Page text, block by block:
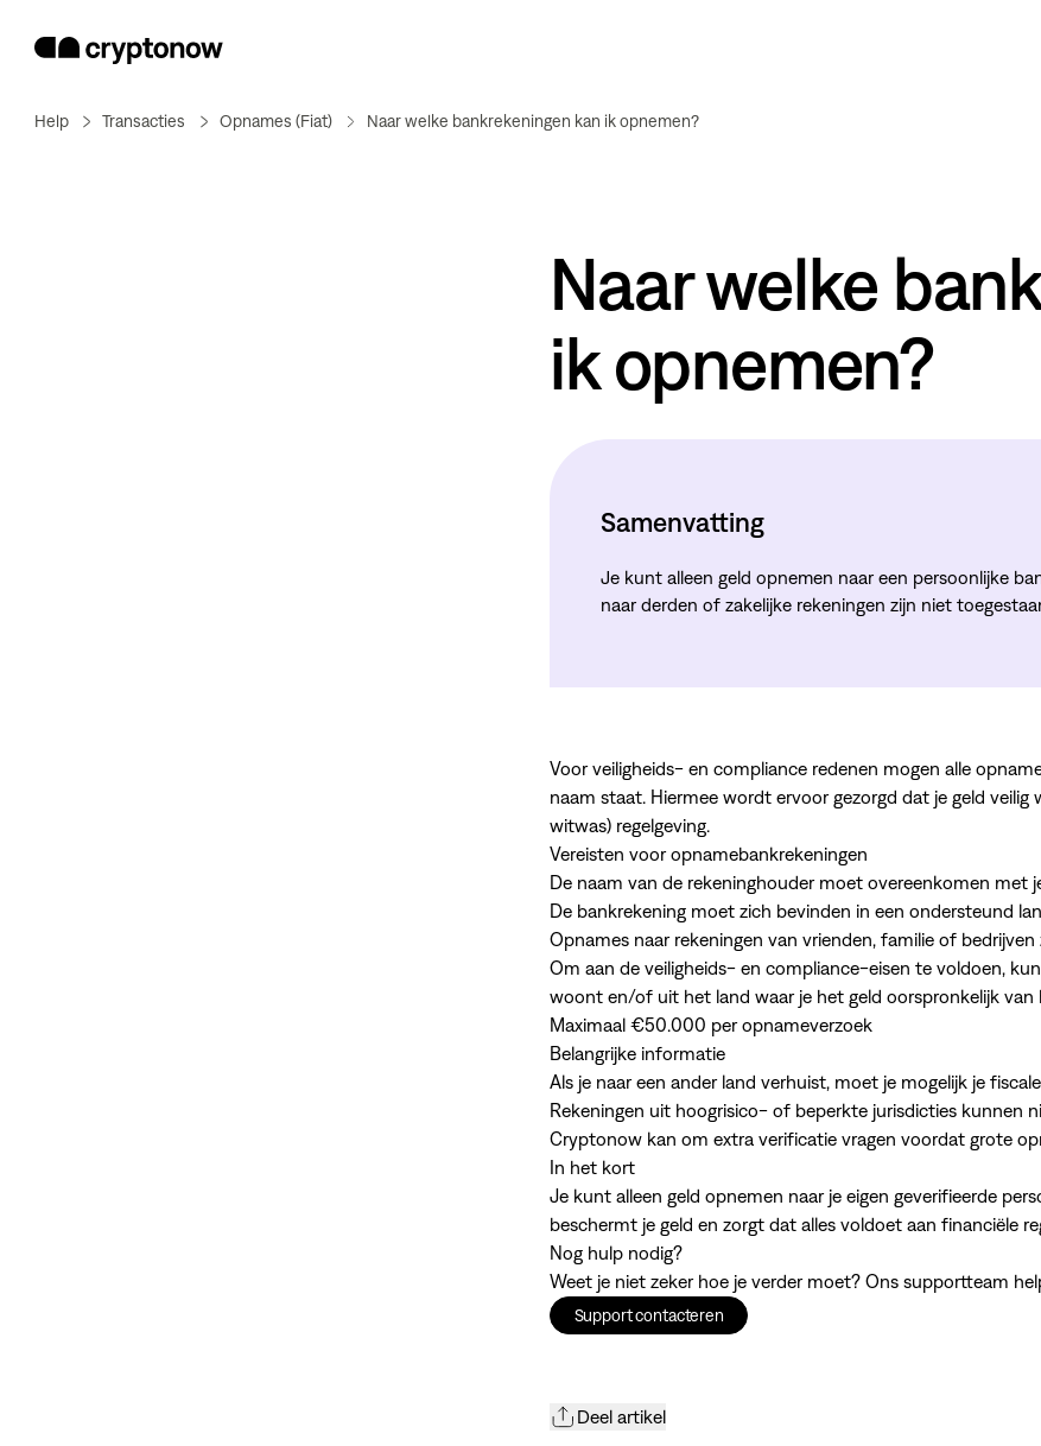
Help Transacties Opnames (Fiat) Naar welke bankrekeningen kan ik opnemen?
Naar welke
ik opnemen?
Samenvatting
Je kunt alleen geld opnemen naar een persoonlijke
naar derden of zakelijke rekeningen zijn niet
Voor veiligheids- en compliance redenen mogen alle
naam staat. Hiermee wordt ervoor gezorgd dat je geld
witwas) regelgeving.
Vereisten voor opnamebankrekeningen
De naam van de rekeninghouder moet overeenkomen
De bankrekening moet zich bevinden in een ondersteund
Opnames naar rekeningen van vrienden, familie of bedrijven
Om aan de veiligheids- en compliance-eisen te voldoen,
woont en/of uit het land waar je het geld oorspronkelijk van
Maximaal €50.000 per opnameverzoek
Belangrijke informatie
Als je naar een ander land verhuist, moet je mogelijk je
Rekeningen uit hoogrisico- of beperkte jurisdicties kunnen
Cryptonow kan om extra verificatie vragen voordat grote
In het kort
Je kunt alleen geld opnemen naar je eigen geverifieerde
beschermt je geld en zorgt dat alles voldoet aan financiële
Nog hulp nodig?
Weet je niet zeker hoe je verder moet? Ons supportteam
Support contacteren
Deel artikel